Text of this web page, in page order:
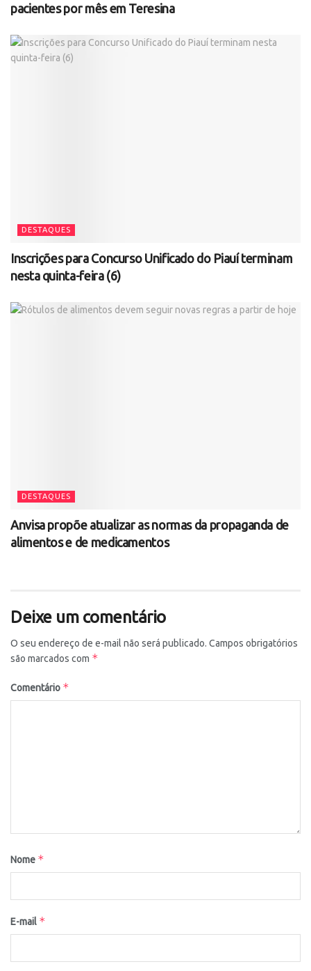
pacientes por mês em Teresina
DESTAQUES
Inscrições para Concurso Unificado do Piauí terminam
nesta quinta-feira (6)
DESTAQUES
Anvisa propõe atualizar as normas da propaganda de
alimentos e de medicamentos
Deixe um comentário
O seu endereço de e-mail não será publicado. Campos obrigatórios
são marcados com *
Comentário *
Nome *
E-mail *